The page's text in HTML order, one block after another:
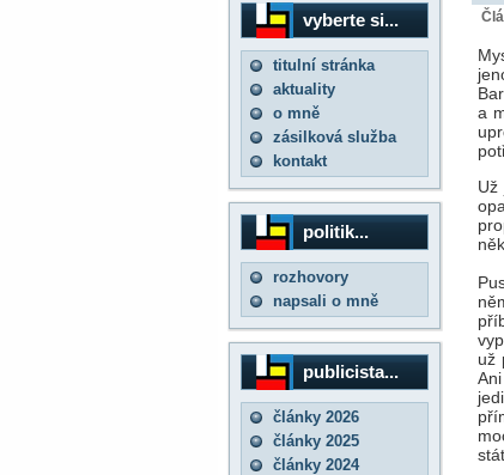
vyberte si...
titulní stránka
aktuality
o mně
zásilková služba
kontakt
politik...
rozhovory
napsali o mně
publicista...
články 2026
články 2025
články 2024
a
Už
už